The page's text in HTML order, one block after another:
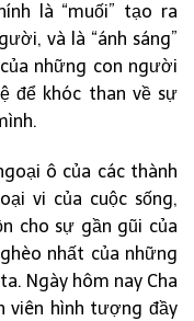
là “muối” tạo ra
và là “ánh sáng”
những con người
để khóc than về sự
ô của các thành
vi của cuộc sống,
cho sự gần gũi của
nhất của những
Ngày hôm nay Cha
viên hình tượng đầy